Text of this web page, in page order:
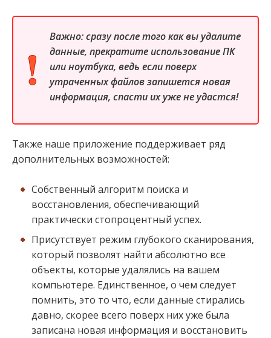
Важно: сразу после того как вы удалите
данные, прекратите использование ПК
или ноутбука, ведь если поверх
утраченных файлов запишется новая
информация, спасти их уже не удастся!
Также наше приложение поддерживает ряд
дополнительных возможностей:
Собственный алгоритм поиска и
восстановления, обеспечивающий
практически стопроцентный успех.
Присутствует режим глубокого сканирования,
который позволят найти абсолютно все
объекты, которые удалялись на вашем
компьютере. Единственное, о чем следует
помнить, это то что, если данные стирались
давно, скорее всего поверх них уже была
записана новая информация и восстановить